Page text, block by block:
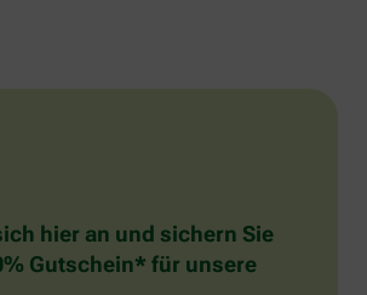
hier an und sichern Sie
Gutschein* für unsere